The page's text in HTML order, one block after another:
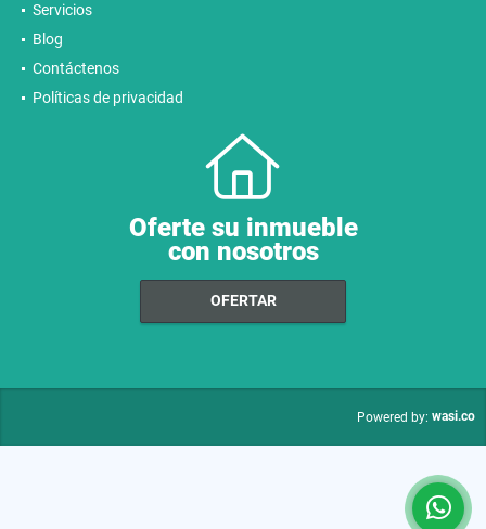
Servicios
Blog
Contáctenos
Políticas de privacidad
Oferte su inmueble
con nosotros
OFERTAR
Powered by: wasi.co